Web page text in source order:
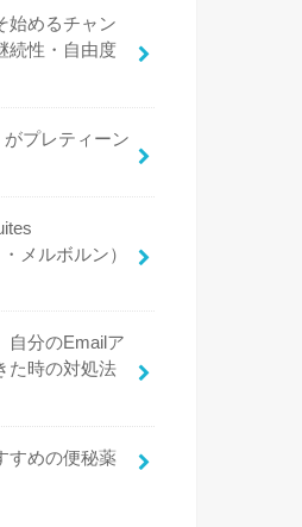
始めるチャン
続性・自由度
プレティーン
メルボルン）
自分のEmailア
た時の対処法
すめの便秘薬